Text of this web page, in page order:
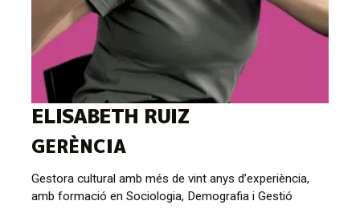
Diapositiva 2 de 2
ELISABETH RUIZ
GERÈNCIA
Gestora cultural amb més de vint anys d’experiència,
amb formació en Sociologia, Demografia i Gestió